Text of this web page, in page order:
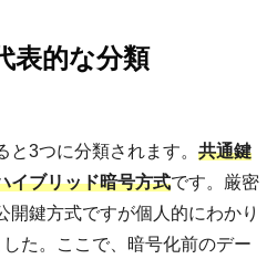
表的な分類
3つに分類されます。 共通鍵
イブリッド暗号方式です。厳密
開鍵方式ですが個人的にわかり
た。ここで、暗号化前のデー